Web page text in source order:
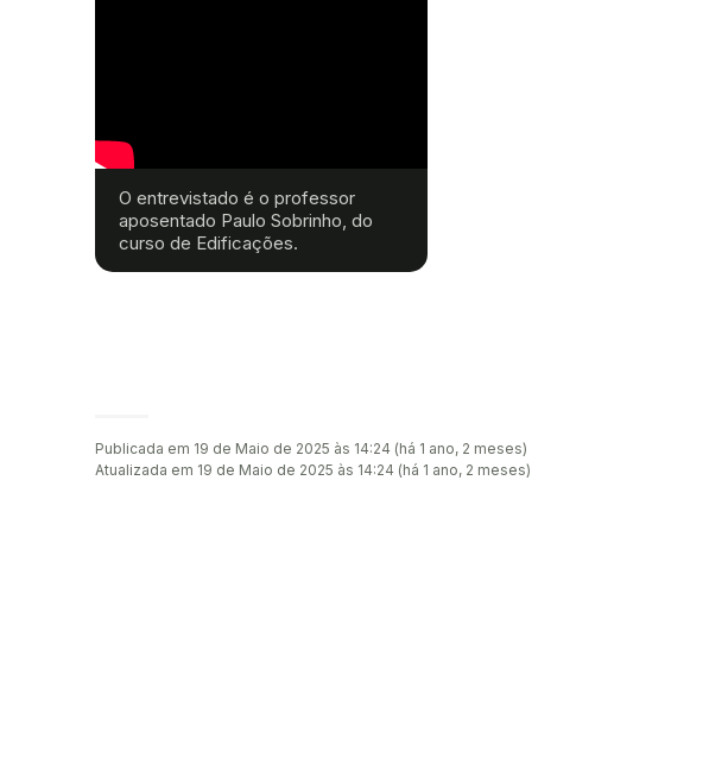
O entrevistado é o professor
aposentado Paulo Sobrinho, do
curso de Edificações.
Publicada em 19 de Maio de 2025 às 14:24 (há 1 ano, 2 meses)
Atualizada em 19 de Maio de 2025 às 14:24 (há 1 ano, 2 meses)